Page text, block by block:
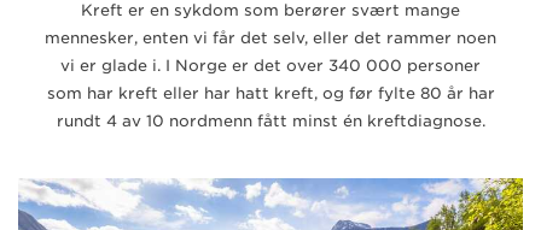
Kreft er en sykdom som berører svært mange
mennesker, enten vi får det selv, eller det rammer noen
vi er glade i. I Norge er det over 340 000 personer
som har kreft eller har hatt kreft, og før fylte 80 år har
rundt 4 av 10 nordmenn fått minst én kreftdiagnose.